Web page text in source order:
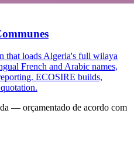
that loads Algeria's full wilaya
French and Arabic names,
ECOSIRE builds,
— orçamentado de acordo com